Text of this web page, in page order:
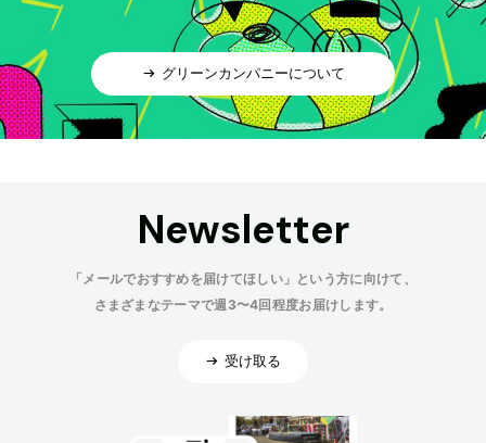
グリーンカンパニーについて
Newsletter
「メールでおすすめを届けてほしい」という方に向けて、
さまざまなテーマで週3〜4回程度お届けします。
受け取る